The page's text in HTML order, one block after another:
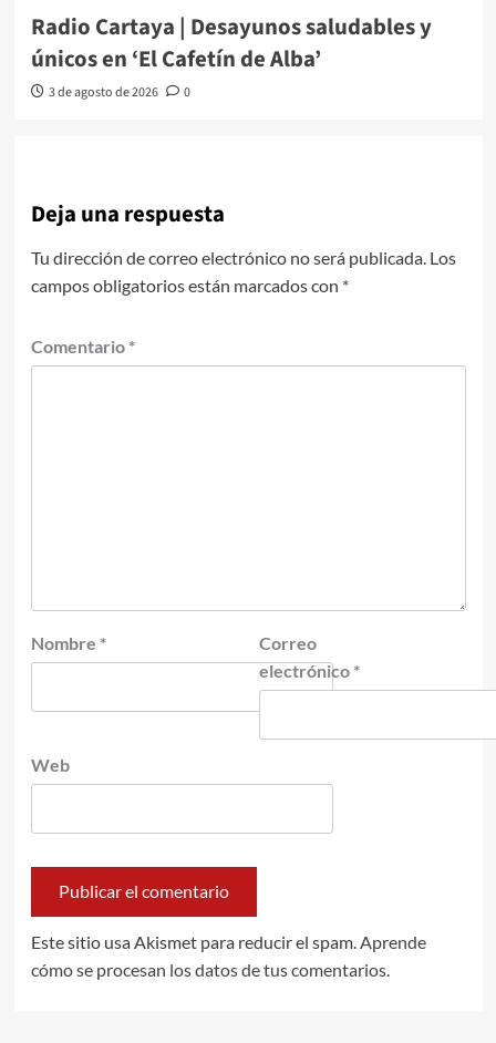
Radio Cartaya | Desayunos saludables y
únicos en ‘El Cafetín de Alba’
3 de agosto de 2026 0
Deja una respuesta
Tu dirección de correo electrónico no será publicada. Los
campos obligatorios están marcados con *
Comentario *
Nombre *
Correo
electrónico *
Web
Este sitio usa Akismet para reducir el spam. Aprende
cómo se procesan los datos de tus comentarios.